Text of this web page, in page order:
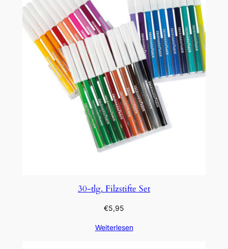
30-tlg. Filzstifte Set
€5,95
Weiterlesen